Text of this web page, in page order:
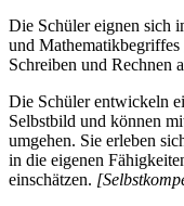
Die Schüler eignen sich
und
Schreiben und Rechnen
Die Schüler entwickeln
Selbstbild und können
umgehen. Sie erleben
in die eigenen
einschätzen.